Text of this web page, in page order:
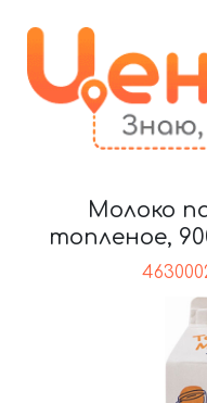
Молоко
топленое,